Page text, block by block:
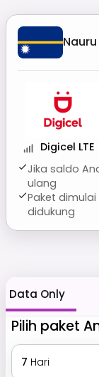
Nauru
Digicel LTE
Jika saldo
ulang
Paket
didukung
Data Only
Pilih paket
7 Hari